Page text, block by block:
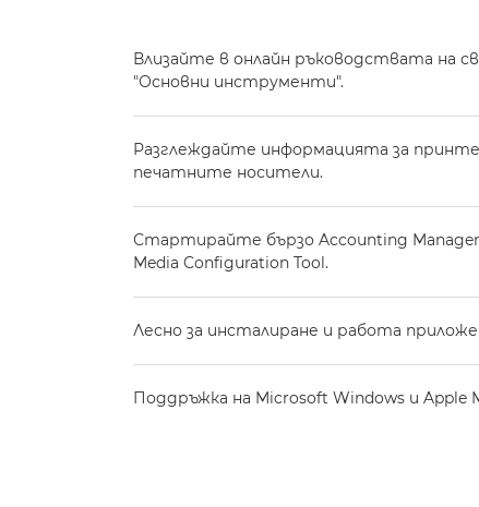
Влизайте в онлайн ръководствата на
"Основни инструменти".
Разглеждайте информацията за
печатните носители.
Стартирайте бързо Accounting
Media Configuration Tool.
Лесно за инсталиране и работа
Поддръжка на Microsoft Windows и Apple